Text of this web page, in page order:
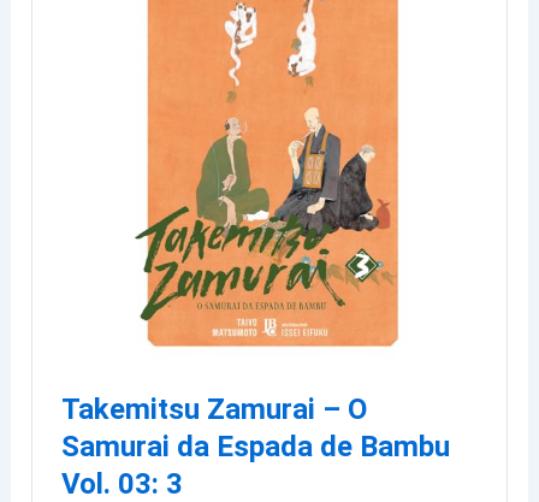
Takemitsu Zamurai – O
Samurai da Espada de Bambu
Vol. 03: 3